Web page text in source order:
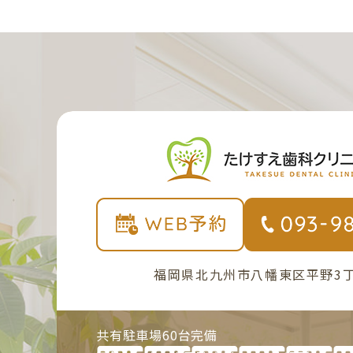
福岡県北九州市八幡東区平野3
共有駐車場60台完備